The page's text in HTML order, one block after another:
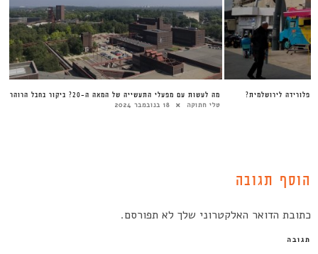
מה לעשות עם מפעלי התעשייה של המאה ה-20? ביקור בחבל הרוהר
טלי חתוקה 18 בנובמבר 2024
פלורידה לירושלמית?
הוסף תגובה
כתובת הדואר האלקטרוני שלך לא תפורסם.
תגובה